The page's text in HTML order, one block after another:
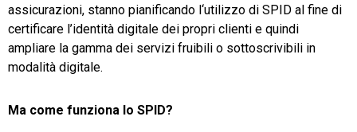
assicurazioni, stanno pianificando l‘utilizzo di SPID al fine di
certificare l’identità digitale dei propri clienti e quindi
ampliare la gamma dei servizi fruibili o sottoscrivibili in
modalità digitale.
Ma come funziona lo SPID?